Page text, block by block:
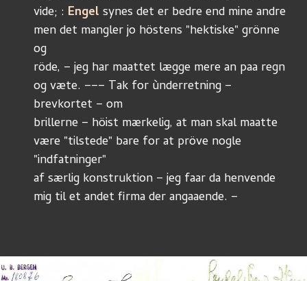
vide; : Engel synes det er bedre end mine andre
men det mangler jo höstens "hektiske" grönne
og
röde, – jeg har maattet lægge mere an paa regn
og væte. ––– Tak for ùnderretning –
brevkortet – om
brillerne – höist mærkelig, at man skal maatte
være "tilstede" bare for at pröve nogle
"indfatninger"
af særlig konstruktion – jeg faar da henvende
mig til et andet firma der angaaende. –